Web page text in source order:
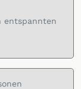
entspannten